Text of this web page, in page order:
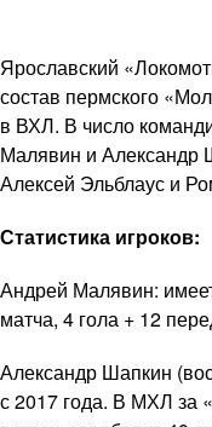
Ярославский
состав пермского
в ВХЛ. В число
Малявин и Александр
Алексей Эльблаус и
Статистика игроков:
Андрей Малявин:
матча, 4 гола + 12
Александр Шапкин
с 2017 года. В МХЛ за